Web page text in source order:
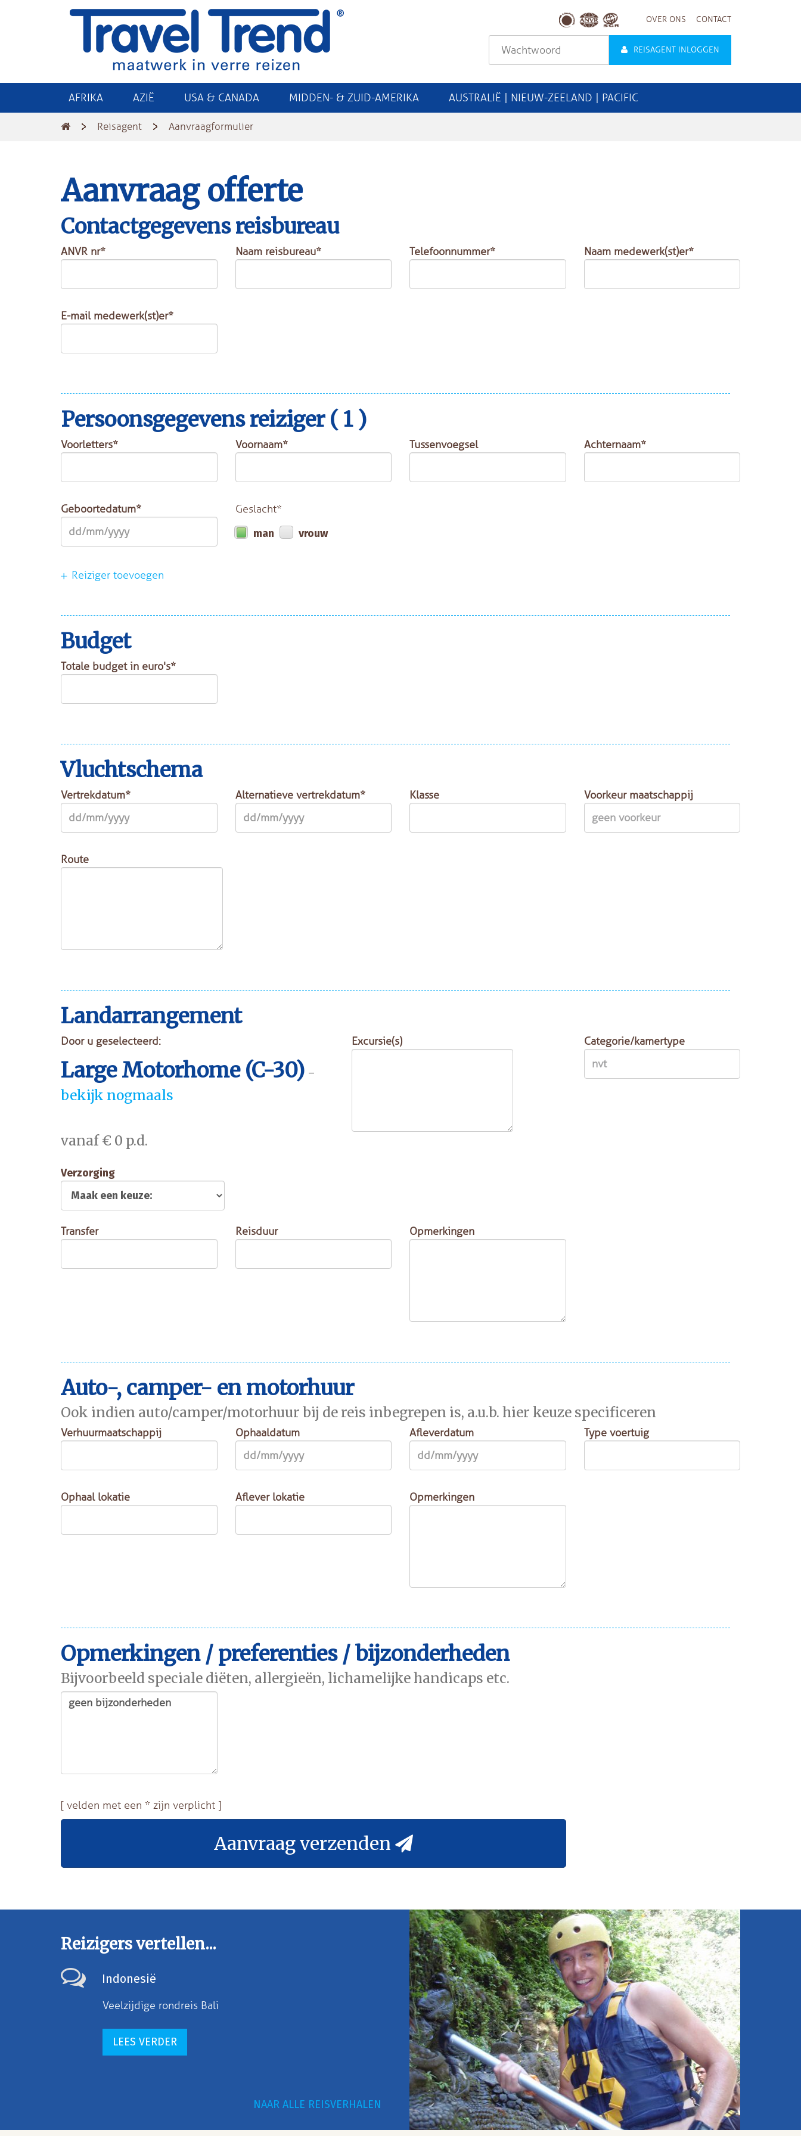
OVER ONS CONTACT
REISAGENT INLOGGEN
AFRIKA AZIË USA & CANADA MIDDEN- & ZUID-AMERIKA AUSTRALIË | NIEUW-ZEELAND | PACIFIC
Reisagent Aanvraagformulier
Aanvraag offerte
Contactgegevens reisbureau
ANVR nr* Naam reisbureau* Telefoonnummer* Naam medewerk(st)er*
E-mail medewerk(st)er*
Persoonsgegevens reiziger ( 1 )
Voorletters* Voornaam* Tussenvoegsel Achternaam*
Geboortedatum*
Geslacht*
man
vrouw
Reiziger toevoegen
Budget
Totale budget in euro's*
Vluchtschema
Vertrekdatum* Alternatieve vertrekdatum* Klasse Voorkeur maatschappij
Route
Landarrangement
Door u geselecteerd:
Large Motorhome (C-30) -
bekijk nogmaals
vanaf € 0 p.d.
Excursie(s) Categorie/kamertype
Verzorging
Transfer Reisduur Opmerkingen
Auto-, camper- en motorhuur
Ook indien auto/camper/motorhuur bij de reis inbegrepen is, a.u.b. hier keuze specificeren
Verhuurmaatschappij Ophaaldatum Afleverdatum Type voertuig
Ophaal lokatie Aflever lokatie Opmerkingen
Opmerkingen / preferenties / bijzonderheden
Bijvoorbeeld speciale diëten, allergieën, lichamelijke handicaps etc.
[ velden met een * zijn verplicht ]
Aanvraag verzenden
Reizigers vertellen...
Indonesië
Veelzijdige rondreis Bali
LEES VERDER
NAAR ALLE REISVERHALEN